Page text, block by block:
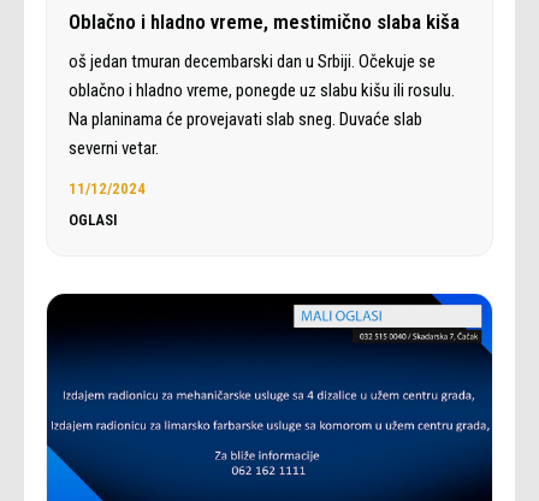
Oblačno i hladno vreme, mestimično slaba kiša
oš jedan tmuran decembarski dan u Srbiji. Očekuje se
oblačno i hladno vreme, ponegde uz slabu kišu ili rosulu.
Na planinama će provejavati slab sneg. Duvaće slab
severni vetar.
11/12/2024
OGLASI